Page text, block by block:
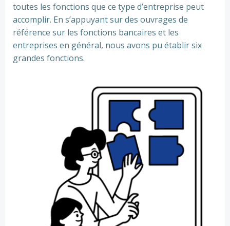
toutes les fonctions que ce type d’entreprise peut
accomplir. En s’appuyant sur des ouvrages de
référence sur les fonctions bancaires et les
entreprises en général, nous avons pu établir six
grandes fonctions.